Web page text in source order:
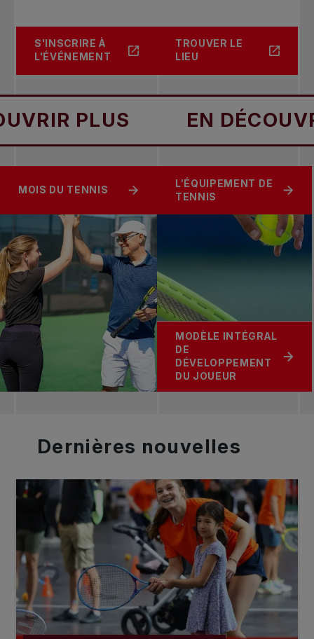
S'INSCRIRE À
L'ÉVÉNEMENT
TROUVER LE
LIEU
PLUS EN DÉCOUVRIR
MOIS DU TENNIS
L’ÉQUIPEMENT DE
TENNIS
MODÈLE INTÉGRAL
DE
DÉVELOPPEMENT
DU JOUEUR
Dernières nouvelles